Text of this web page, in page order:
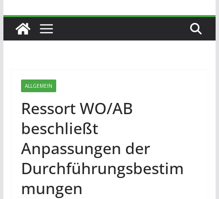
ALLGEMEIN
Ressort WO/AB
beschließt
Anpassungen der
Durchführungsbestim
mungen